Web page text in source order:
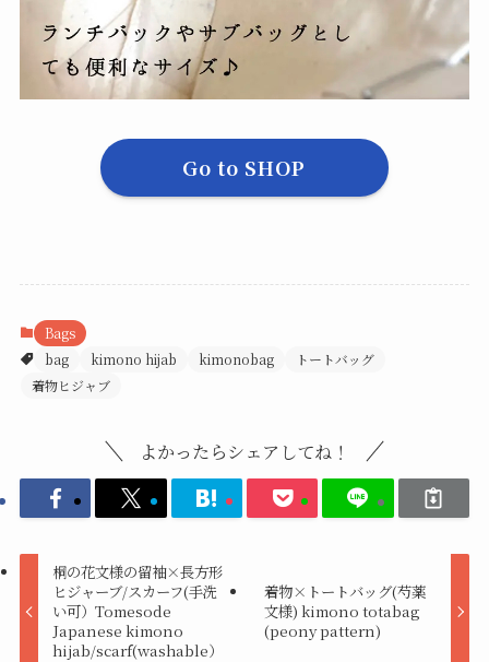
Go to SHOP
Bags
bag
kimono hijab kimonobag
トートバッグ
着物ヒジャブ
よかったらシェアしてね！
桐の花文様の留袖×長方形
ヒジャーブ/スカーフ(手洗
い可）Tomesode
Japanese kimono
hijab/scarf(washable）
着物×トートバッグ(芍薬
文様) kimono totabag
(peony pattern)